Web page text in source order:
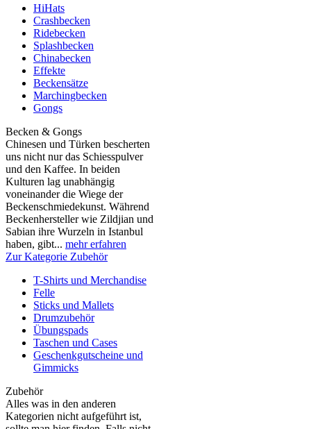
HiHats
Crashbecken
Ridebecken
Splashbecken
Chinabecken
Effekte
Beckensätze
Marchingbecken
Gongs
Becken & Gongs
Chinesen und Türken bescherten
uns nicht nur das Schiesspulver
und den Kaffee. In beiden
Kulturen lag unabhängig
voneinander die Wiege der
Beckenschmiedekunst. Während
Beckenhersteller wie Zildjian und
Sabian ihre Wurzeln in Istanbul
haben, gibt... mehr erfahren
Zur Kategorie Zubehör
T-Shirts und Merchandise
Felle
Sticks und Mallets
Drumzubehör
Übungspads
Taschen und Cases
Geschenkgutscheine und
Gimmicks
Zubehör
Alles was in den anderen
Kategorien nicht aufgeführt ist,